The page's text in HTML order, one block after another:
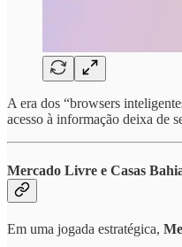
A era dos “browsers
acesso à informação deixa de
Mercado Livre e Casas
Em uma jogada estratégica,